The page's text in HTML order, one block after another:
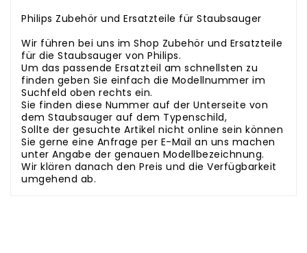
Philips Zubehör und Ersatzteile für Staubsauger
Wir führen bei uns im Shop Zubehör und Ersatzteile
für die Staubsauger von Philips.
Um das passende Ersatzteil am schnellsten zu
finden geben Sie einfach die Modellnummer im
Suchfeld oben rechts ein.
Sie finden diese Nummer auf der Unterseite von
dem Staubsauger auf dem Typenschild,
Sollte der gesuchte Artikel nicht online sein können
Sie gerne eine Anfrage per E-Mail an uns machen
unter Angabe der genauen Modellbezeichnung.
Wir klären danach den Preis und die Verfügbarkeit
umgehend ab.